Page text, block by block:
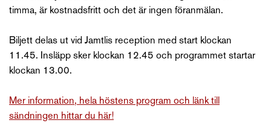
timma, är kostnadsfritt och det är ingen föranmälan.
Biljett delas ut vid Jamtlis reception med start klockan
11.45. Insläpp sker klockan 12.45 och programmet startar
klockan 13.00.
Mer information, hela höstens program och länk till
sändningen hittar du här!